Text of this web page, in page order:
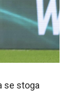
se stoga